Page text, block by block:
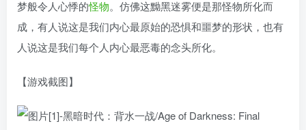
梦般令人心悸的怪物。仿佛这黝黑迷雾便是那怪物所化而
成，有人说这是我们内心最原始的恐惧和噩梦的形状，也有
人说这是我们每个人内心最恶毒的念头所化。
【游戏截图】